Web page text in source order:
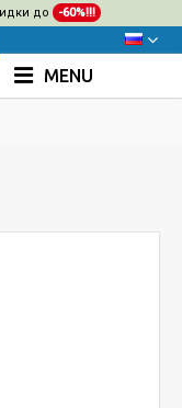
до -60%!!!
MENU